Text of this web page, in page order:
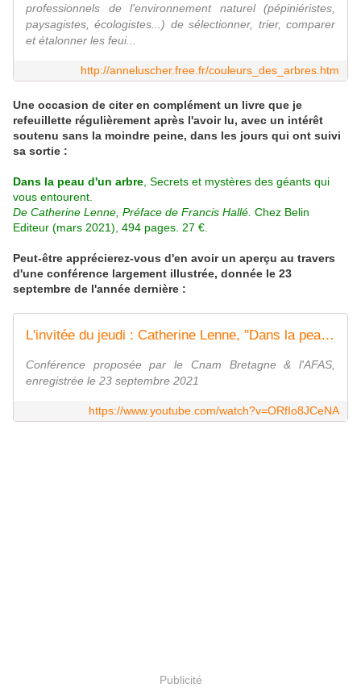
professionnels de l'environnement naturel (pépiniéristes,
paysagistes, écologistes...) de sélectionner, trier, comparer
et étalonner les feui...
http://anneluscher.free.fr/couleurs_des_arbres.htm
Une occasion de citer en complément un livre que je
refeuillette régulièrement après l'avoir lu, avec un intérêt
soutenu sans la moindre peine, dans les jours qui ont suivi
sa sortie :
Dans la peau d'un arbre , Secrets et mystères des géants qui
vous entourent.
De Catherine Lenne, Préface de Francis Hallé. Chez Belin
Editeur (mars 2021), 494 pages. 27 €.
Peut-être apprécierez-vous d'en avoir un aperçu au travers
d'une conférence largement illustrée, donnée le 23
septembre de l'année dernière :
L'invitée du jeudi : Catherine Lenne, "Dans la peau d'un arbre"
Conférence proposée par le Cnam Bretagne & l'AFAS,
enregistrée le 23 septembre 2021
https://www.youtube.com/watch?v=ORfIo8JCeNA
Publicité